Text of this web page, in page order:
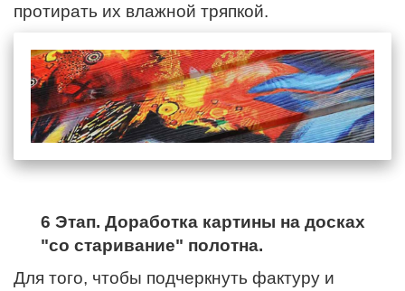
протирать их влажной тряпкой.
6 Этап. Доработка картины на досках
"со старивание" полотна.
Для того, чтобы подчеркнуть фактуру и